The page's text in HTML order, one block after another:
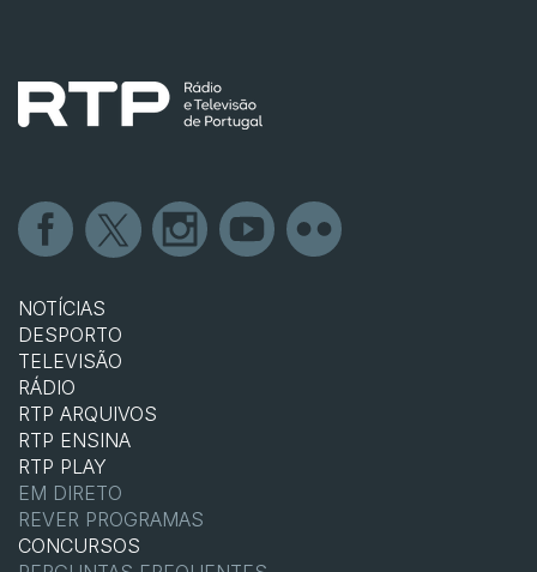
NOTÍCIAS
DESPORTO
TELEVISÃO
RÁDIO
RTP ARQUIVOS
RTP ENSINA
RTP PLAY
EM DIRETO
REVER PROGRAMAS
CONCURSOS